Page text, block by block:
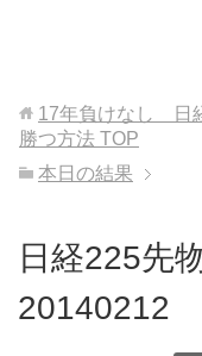
17年負けなし 日
勝つ方法 TOP
本日の結果
日経225
20140212